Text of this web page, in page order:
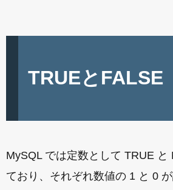
TRUEとFALSE
MySQL では定数として TRUE と
ており、それぞれ数値の 1 と 0